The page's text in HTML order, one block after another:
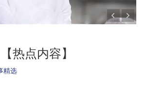
【热点内容】
精选